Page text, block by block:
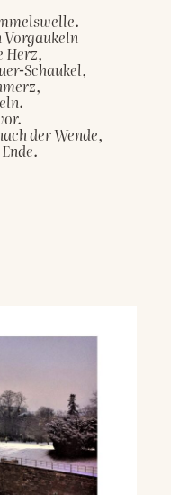
Herz,
Schaukel,
der Wende,